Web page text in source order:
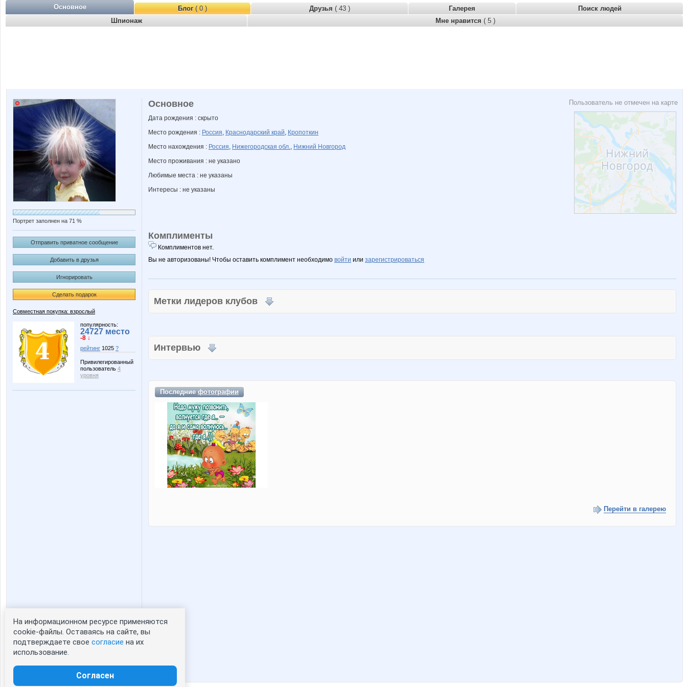
Основное Блог( 0 ) Друзья ( 43 ) Галерея
Поиск людей
Шпионаж
Мне нравится ( 5 )
Портрет заполнен на 71 %
Отправить приватное сообщение
Добавить в друзья
Игнорировать
Сделать подарок
Совместная покупка: взрослый
популярность:
24727 место
-8 ↓
рейтинг 1025 ?
Привилегированный
пользователь 4
уровня
Статистика портрета:
сейчас просматривают портрет - 0
зарегистрированные пользователи
Пользователь не отмечен на карте
Основное
Дата рождения : скрыто
Место рождения : Россия, Краснодарский край, Кропоткин
Место нахождения : Россия, Нижегородская обл., Нижний Новгород
Место проживания : не указано
Любимые места : не указаны
Интересы : не указаны
Комплименты
Комплиментов нет.
Вы не авторизованы! Чтобы оставить комплимент необходимо войти или зарегистрироваться
Метки лидеров клубов
Интервью
Последниефотографии
Перейти в галерею
На информационном ресурсе применяются
cookie-файлы. Оставаясь на сайте, вы
подтверждаете свое согласие на их
использование.
Согласен